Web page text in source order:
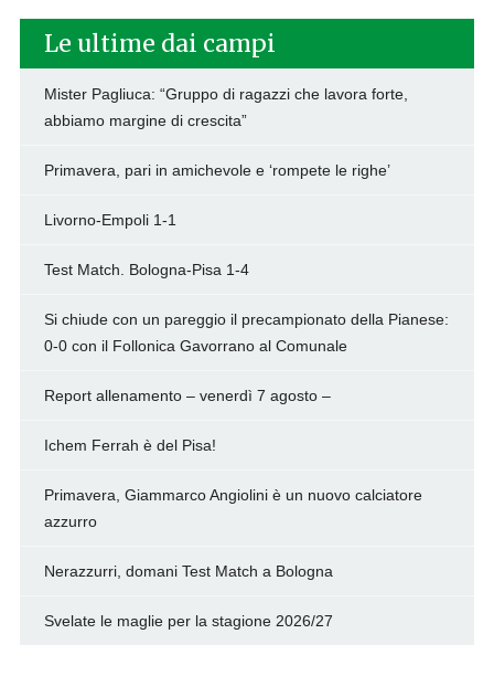
Le ultime dai campi
Mister Pagliuca: “Gruppo di ragazzi che lavora forte,
abbiamo margine di crescita”
Primavera, pari in amichevole e ‘rompete le righe’
Livorno-Empoli 1-1
Test Match. Bologna-Pisa 1-4
Si chiude con un pareggio il precampionato della Pianese:
0-0 con il Follonica Gavorrano al Comunale
Report allenamento – venerdì 7 agosto –
Ichem Ferrah è del Pisa!
Primavera, Giammarco Angiolini è un nuovo calciatore
azzurro
Nerazzurri, domani Test Match a Bologna
Svelate le maglie per la stagione 2026/27